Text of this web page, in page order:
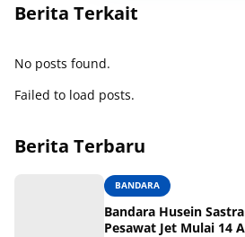
Berita Terkait
No posts found.
Failed to load posts.
Berita Terbaru
BANDARA
Bandara Husein
Pesawat Jet Mulai 14